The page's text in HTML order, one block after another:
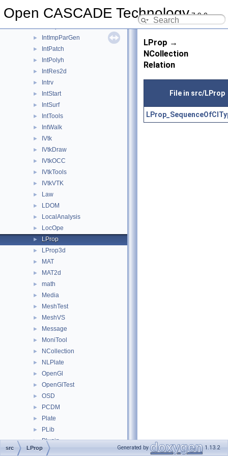
Open CASCADE Technology7.9.0
Intf
► IntImpParGen
► IntPatch
► IntPolyh
► IntRes2d
► Intrv
► IntStart
► IntSurf
► IntTools
► IntWalk
► IVtk
► IVtkDraw
► IVtkOCC
► IVtkTools
► IVtkVTK
► Law
► LDOM
► LocalAnalysis
► LocOpe
► LProp
► LProp3d
► MAT
► MAT2d
► math
► Media
► MeshTest
► MeshVS
► Message
► MoniTool
► NCollection
► NLPlate
► OpenGl
► OpenGlTest
► OSD
► PCDM
► Plate
► PLib
► Plugin
► Poly
LProp →
NCollection
Relation
File in src/LProp
src LProp Generated by 1.13.2